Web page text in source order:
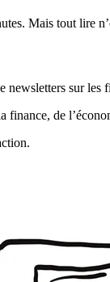
Mais tout lire
newsletters sur les
finance, de